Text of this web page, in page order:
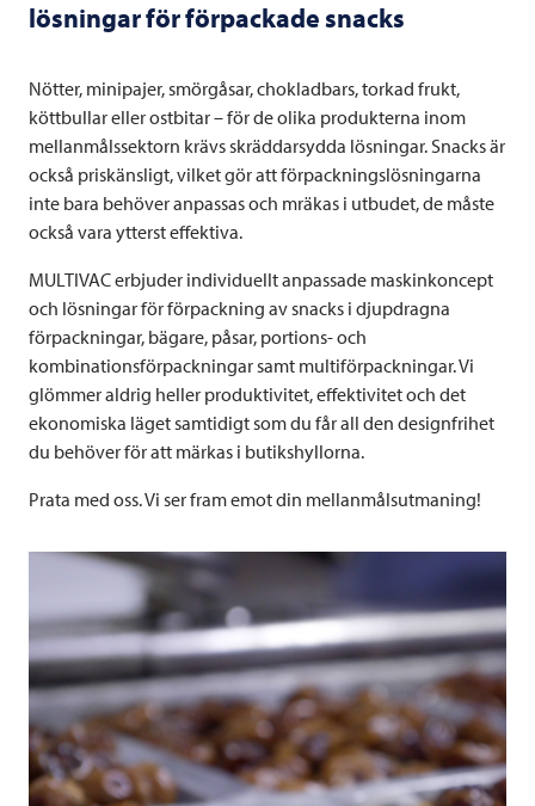
lösningar för förpackade snacks
Nötter, minipajer, smörgåsar, chokladbars, torkad frukt,
köttbullar eller ostbitar – för de olika produkterna inom
mellanmålssektorn krävs skräddarsydda lösningar. Snacks är
också priskänsligt, vilket gör att förpackningslösningarna
inte bara behöver anpassas och mräkas i utbudet, de måste
också vara ytterst effektiva.
MULTIVACerbjuder individuellt anpassade maskinkoncept
och lösningar för förpackning av snacks i djupdragna
förpackningar, bägare, påsar, portions- och
kombinationsförpackningar samt multiförpackningar. Vi
glömmer aldrig heller produktivitet, effektivitet och det
ekonomiska läget samtidigt som du får all den designfrihet
du behöver för att märkas i butikshyllorna.
Prata med oss. Vi ser fram emot din mellanmålsutmaning!